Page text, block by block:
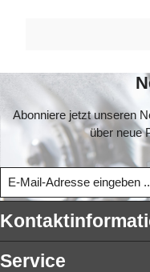
Abonniere jetzt unseren
über neue
Service